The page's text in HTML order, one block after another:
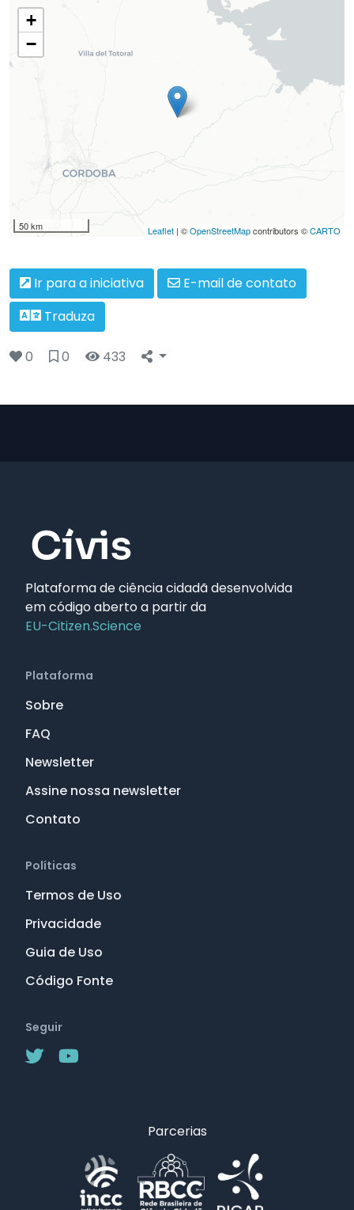
+
−
50 km Leaflet | ©OpenStreetMapcontributors ©CARTO
Ir para a iniciativa
E-mail de contato
Traduza
0 0 433
Plataforma de ciência cidadã desenvolvida
em código aberto a partir da
EU-Citizen.Science
Plataforma
Sobre
FAQ
Newsletter
Assine nossa newsletter
Contato
Políticas
Termos de Uso
Privacidade
Guia de Uso
Código Fonte
Seguir
Parcerias